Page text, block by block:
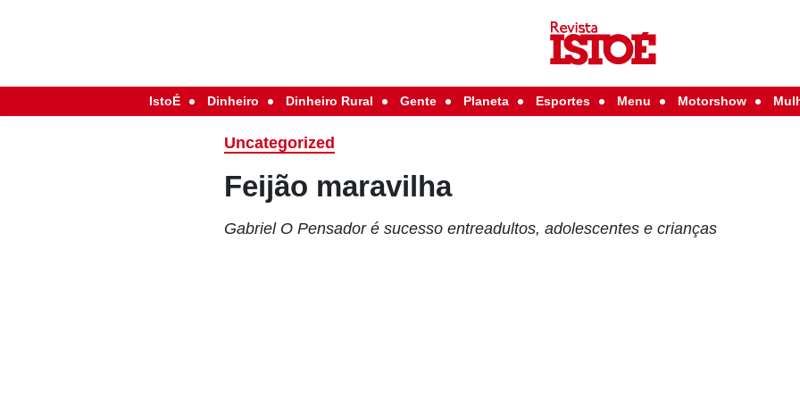
IstoÉ Dinheiro Dinheiro Rural Gente Planeta Esportes Menu Motorshow
Uncategorized
Feijão maravilha
Gabriel O Pensador é sucesso entreadultos, adolescentes e crianças